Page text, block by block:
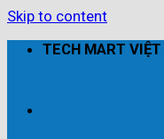
Skip to content
TECH MART